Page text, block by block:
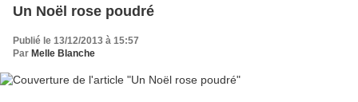
Un Noël rose poudré
Publié le 13/12/2013 à 15:57
Par Melle Blanche